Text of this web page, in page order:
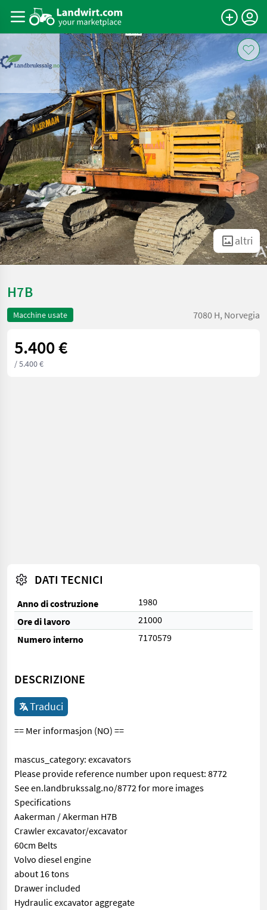
altri
H7B
Macchine usate 7080 H, Norvegia
5.400 €
/ 5.400 €
DATI TECNICI
Anno di costruzione
1980
Ore di lavoro
21000
Numero interno
7170579
DESCRIZIONE
Traduci
== Mer informasjon (NO) ==
mascus_category: excavators
Please provide reference number upon request: 8772
See en.landbrukssalg.no/8772 for more images
Specifications
Aakerman / Akerman H7B
Crawler excavator/excavator
60cm Belts
Volvo diesel engine
about 16 tons
Drawer included
Hydraulic excavator aggregate